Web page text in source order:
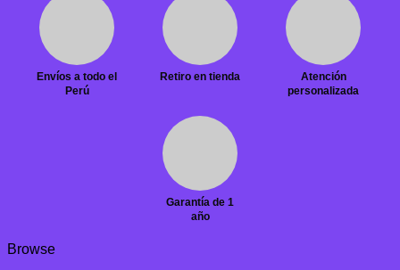
Envíos a todo el
Perú
Retiro en tienda
Atención
personalizada
Garantía de 1
año
Browse